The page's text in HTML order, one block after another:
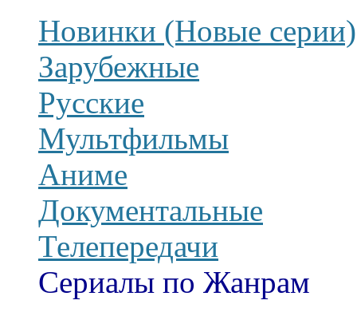
Новинки (Новые серии)
Зарубежные
Русские
Мультфильмы
Аниме
Документальные
Телепередачи
Сериалы по Жанрам